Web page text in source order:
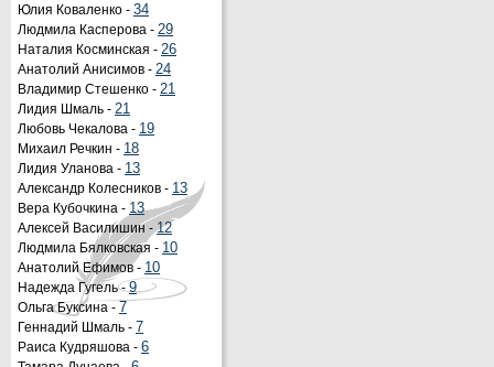
Юлия Коваленко - 34
Людмила Касперова - 29
Наталия Косминская - 26
Анатолий Анисимов - 24
Владимир Стешенко - 21
Лидия Шмаль - 21
Любовь Чекалова - 19
Михаил Речкин - 18
Лидия Уланова - 13
Александр Колесников - 13
Вера Кубочкина - 13
Алексей Василишин -12
Людмила Бялковская - 10
Анатолий Ефимов - 10
Надежда Гугель -9
Ольга Буксина - 7
Геннадий Шмаль - 7
Раиса Кудряшова - 6